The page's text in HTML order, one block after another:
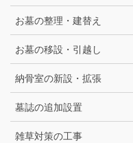
お墓の整理・建替え
お墓の移設・引越し
納骨室の新設・拡張
墓誌の追加設置
雑草対策の工事